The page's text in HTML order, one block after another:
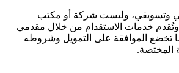
وتسويقي، وليست شركة أو مكتب
وتُقدم خدمات الاستقدام من خلال مقدمي
تخضع الموافقة على التمويل وشروطه
المختصة.